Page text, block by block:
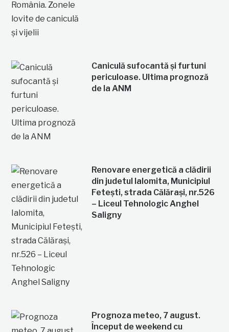
Caniculă sufocantă și furtuni
periculoase. Ultima prognoză
de la ANM
Renovare energetică a clădirii
din judetul Ialomita, Municipiul
Fetești, strada Călărași, nr.526
– Liceul Tehnologic Anghel
Saligny
Prognoza meteo, 7 august.
Început de weekend cu